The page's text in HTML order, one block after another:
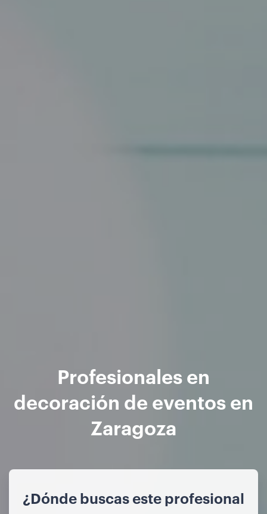
Profesionales en
decoración de eventos en
Zaragoza
¿Dónde buscas este profesional